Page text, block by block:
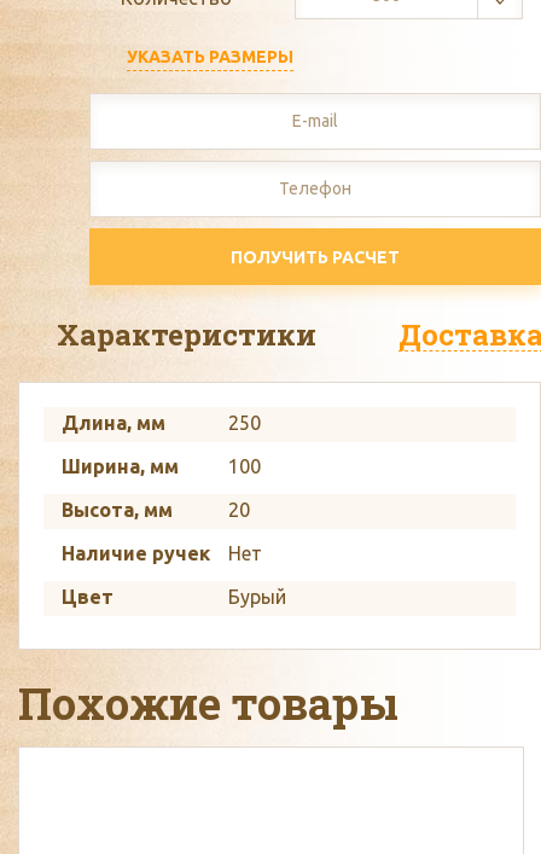
УКАЗАТЬ РАЗМЕРЫ
ПОЛУЧИТЬ РАСЧЕТ
Характеристики
Длина, мм
250
Ширина, мм
100
Высота, мм
20
Наличие ручек
Нет
Цвет
Бурый
Похожие товары